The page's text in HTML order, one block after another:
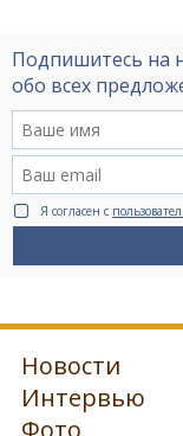
Подпишитесь на
обо всех
Я согласен с
Новости
Интервью
Фото